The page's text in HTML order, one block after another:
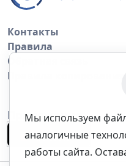
Контакты
Правила
Обратная связь
Правила копирования
Приложение
Мы используем
аналогичные
работы сайта.